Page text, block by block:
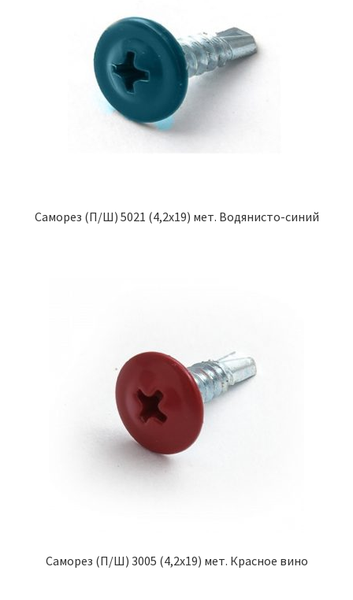
Саморез (П/Ш) 5021 (4,2х19) мет. Водянисто-синий
Саморез (П/Ш) 3005 (4,2х19) мет. Красное вино